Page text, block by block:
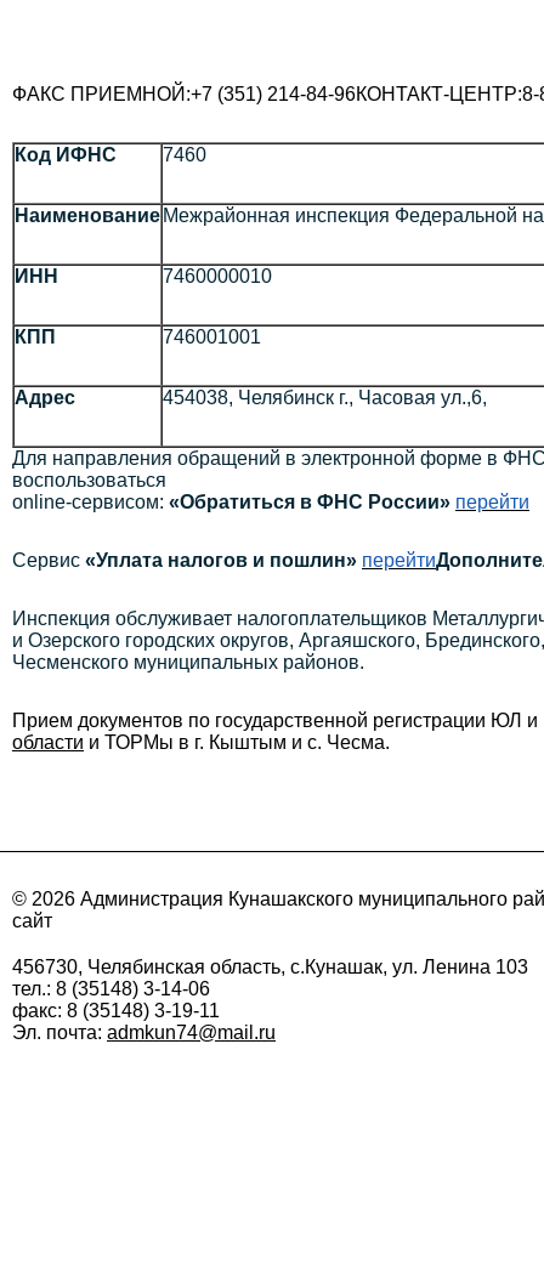
ФАКС ПРИЕМНОЙ:+7 (351) 214-84-96КОНТАКТ-ЦЕНТР:8-
Код ИФНС 7460
Наименование Межрайонная инспекция Федеральной
ИНН 7460000010
КПП 746001001
Адрес 454038, Челябинск г., Часовая ул.,6,
Для направления обращений в электронной форме в
воспользоваться
online-сервисом: «Обратиться в ФНС России» перейти
Сервис «Уплата налогов и пошлин» перейти
Инспекция обслуживает налогоплательщиков
и Озерского городских округов, Аргаяшского,
Чесменского муниципальных районов.
Прием документов по государственной регистрации ЮЛ
области и ТОРМы в г. Кыштым и с. Чесма.
© 2026 Администрация Кунашакского муниципального
сайт
456730, Челябинская область, с.Кунашак, ул. Ленина 103
тел.: 8 (35148) 3-14-06
факс: 8 (35148) 3-19-11
Эл. почта: admkun74@mail.ru